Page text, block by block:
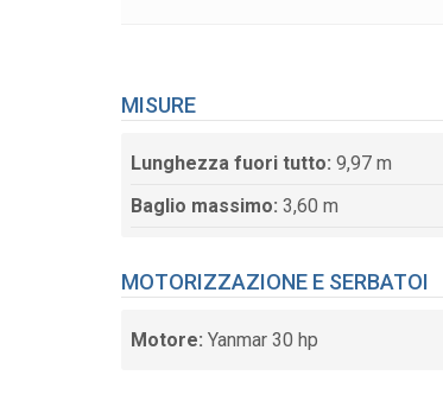
MISURE
Lunghezza fuori tutto: 9,97 m
Baglio massimo: 3,60 m
MOTORIZZAZIONE E SERBATOI
Motore: Yanmar 30 hp